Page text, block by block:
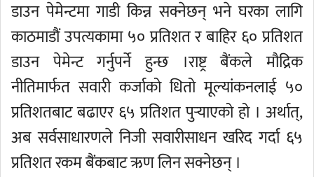
डाउन पेमेन्टमा गाडी किन्न सक्नेछन् भने घरका लागि
काठमाडौं उपत्यकामा ५० प्रतिशत र बाहिर ६० प्रतिशत
डाउन पेमेन्ट गर्नुपर्ने हुन्छ ।राष्ट्र बैंकले मौद्रिक
नीतिमार्फत सवारी कर्जाको धितो मूल्यांकनलाई ५०
प्रतिशतबाट बढाएर ६५ प्रतिशत पुर्‍याएको हो । अर्थात्,
अब सर्वसाधारणले निजी सवारीसाधन खरिद गर्दा ६५
प्रतिशत रकम बैंकबाट ऋण लिन सक्नेछन् ।